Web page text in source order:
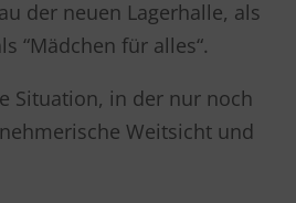
der neuen Lagerhalle, als
“Mädchen für alles“.
Situation, in der nur noch
Weitsicht und